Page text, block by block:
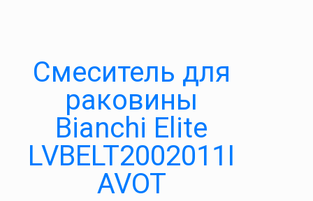
Смеситель для
раковины
Bianchi Elite
LVBELT2002011I
AVOT